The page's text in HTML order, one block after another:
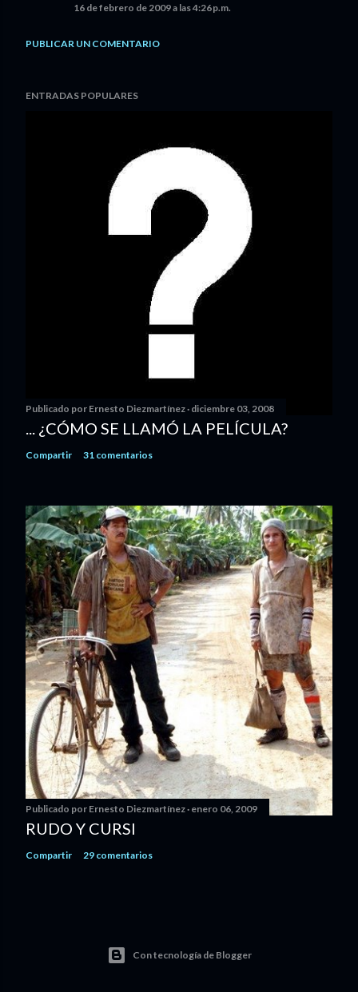
16 de febrero de 2009 a las 4:26 p.m.
PUBLICAR UN COMENTARIO
ENTRADAS POPULARES
Publicado por Ernesto Diezmartínez diciembre 03, 2008
... ¿CÓMO SE LLAMÓ LA PELÍCULA?
Compartir 31 comentarios
Publicado por Ernesto Diezmartínez enero 06, 2009
RUDO Y CURSI
Compartir 29 comentarios
Con tecnología de Blogger